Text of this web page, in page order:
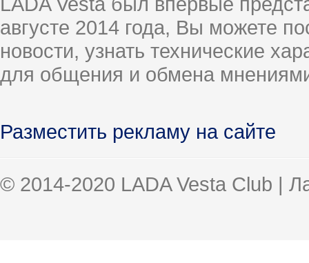
августе 2014 года, Вы можете
новости, узнать технические
для общения и обмена
Разместить рекламу на сайте
© 2014-2020 LADA Vesta Club |